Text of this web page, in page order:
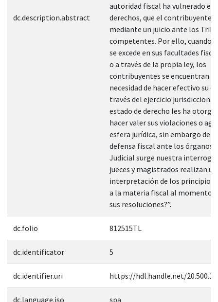
dc.description.abstract
autoridad fiscal ha vulnerado
derechos, que el contribuyente
mediante un juicio ante los
competentes. Por ello, cuando
se excede en sus facultades
o a través de la propia ley, los
contribuyentes se encuentran
necesidad de hacer efectivo su
través del ejercicio
estado de derecho les ha
hacer valer sus violaciones o
esfera jurídica, sin embargo
defensa fiscal ante los órganos
Judicial surge nuestra
jueces y magistrados realizan
interpretación de los principios
a la materia fiscal al momento
sus resoluciones?”.
dc.folio 812515TL
dc.identificator 5
dc.identifier.uri https://hdl.handle.net/
dc.language.iso spa